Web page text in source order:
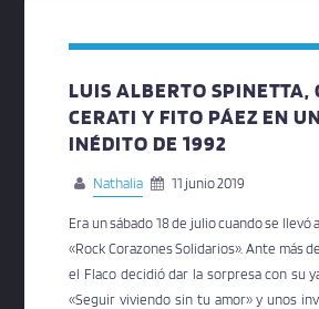
LUIS ALBERTO SPINETTA,
CERATI Y FITO PÁEZ EN
INÉDITO DE 1992
Nathalia 11 junio 2019
Era un sábado 18 de julio cuando se llevó
«Rock Corazones Solidarios». Ante más
el Flaco decidió dar la sorpresa con su
«Seguir viviendo sin tu amor» y unos